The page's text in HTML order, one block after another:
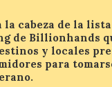
destina 8,75 millones
euros al programa
por el Fondo
para favorecer
de 300 jóvenes
la cabeza de la
de Billionhands
y locales
para